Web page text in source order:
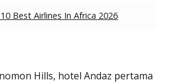
Best Airlines In Africa 2026
Hills, hotel Andaz pertama